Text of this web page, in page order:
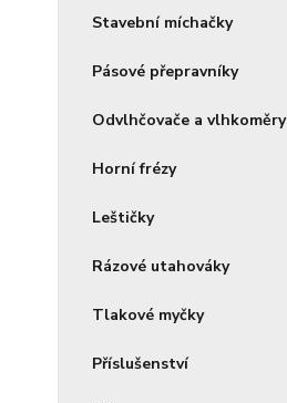
Stavební míchačky
Pásové přepravníky
Odvlhčovače a vlhkoměry
Horní frézy
Leštičky
Rázové utahováky
Tlakové myčky
Příslušenství